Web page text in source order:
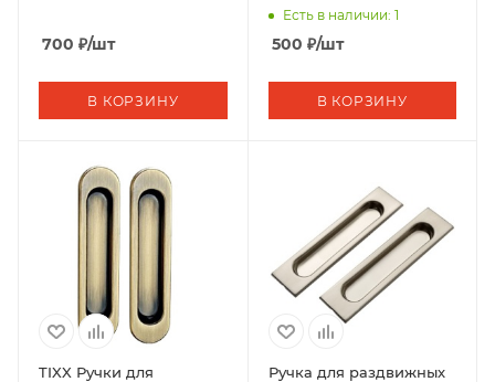
700 ₽/шт
В КОРЗИНУ
Есть в наличии: 1
500 ₽/шт
В КОРЗИНУ
TIXX Ручки для
Ручка для раздвижных